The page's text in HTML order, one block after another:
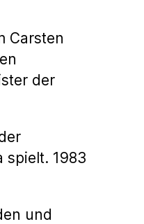
Carsten
der
spielt. 1983
und